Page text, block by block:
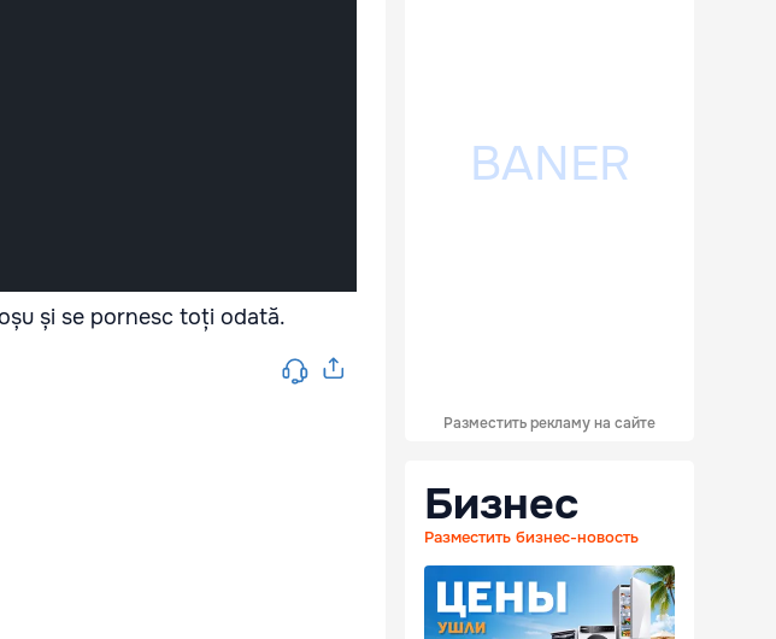
și se pornesc toți odată.
Разместить рекламу на сайте
Бизнес
Разместить бизнес-новость